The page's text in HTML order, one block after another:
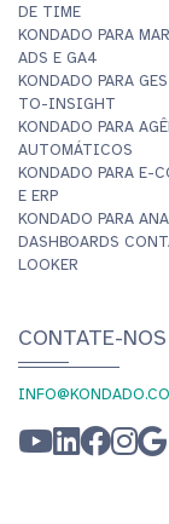
DE TIME
KONDADO PARA
ADS E GA4
KONDADO PARA
TO-INSIGHT
KONDADO PARA
AUTOMÁTICOS
KONDADO PARA E-
E ERP
KONDADO PARA
DASHBOARDS
LOOKER
CONTATE-NOS